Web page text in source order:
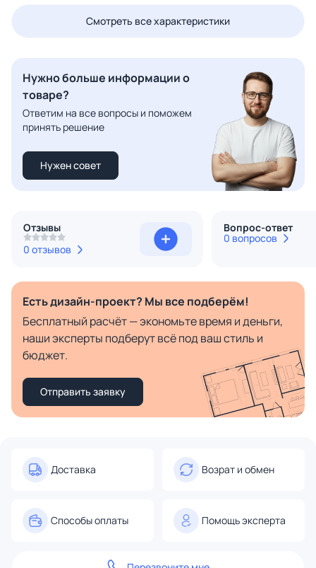
Смотреть все характеристики
Нужно больше информации о
товаре?
Ответим на все вопросы и поможем
принять решение
Нужен совет
Отзывы
0 отзывов
Вопрос-ответ
0 вопросов
Есть дизайн-проект? Мы все подберём!
Бесплатный расчёт — экономьте время и деньги,
наши эксперты подберут всё под ваш стиль и
бюджет.
Отправить заявку
Доставка Возрат и обмен
Способы оплаты Помощь эксперта